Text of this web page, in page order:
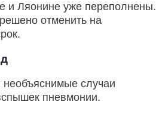
и Ляонине уже переполнены.
отменить на
необъяснимые случаи
пневмонии.